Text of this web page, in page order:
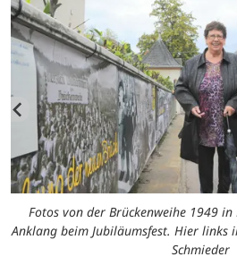
Fotos von der Brückenweihe 1949
Anklang beim Jubiläumsfest. Hier links
Schmieder